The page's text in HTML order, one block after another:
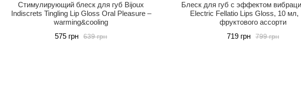
Стимулирующий блеск для губ Bijoux
Indiscrets Tingling Lip Gloss Oral Pleasure –
warming&cooling
639 грн
575 грн
Блеск для губ с эффектом
Electric Fellatio Lips Gloss, 10 мл,
фруктового ассорти
799 грн
719 грн